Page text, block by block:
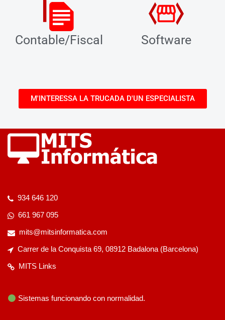
Contable/Fiscal Software
M'INTERESSA LA TRUCADA D'UN ESPECIALISTA
934 646 120
661 967 095
mits@mitsinformatica.com
Carrer de la Conquista 69, 08912 Badalona (Barcelona)
MITS Links
Sistemas funcionando con normalidad.